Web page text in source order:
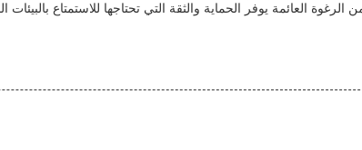
العائمة يوفر الحماية والثقة التي تحتاجها للاستمتاع بالبيئات